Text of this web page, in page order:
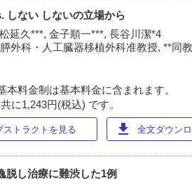
しない しないの立場から
延久***, 金子順一***, 長谷川潔*4
外科・人工臓器移植外科准教授, **同
料金制は基本料金に含まれます。
に1,243円(税込) です。
ストラクトを見る download 全文ダウン
脱し治療に難渋した1例